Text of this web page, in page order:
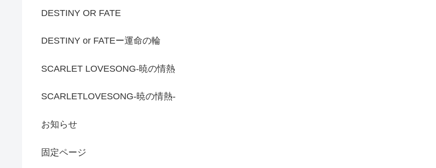
DESTINY OR FATE
DESTINY or FATEー運命の輪
SCARLET LOVESONG-暁の情熱
SCARLETLOVESONG-暁の情熱-
お知らせ
固定ページ